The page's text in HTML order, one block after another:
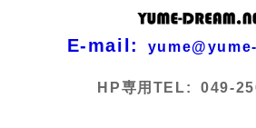
E-mail:
HP専用TEL: 049-